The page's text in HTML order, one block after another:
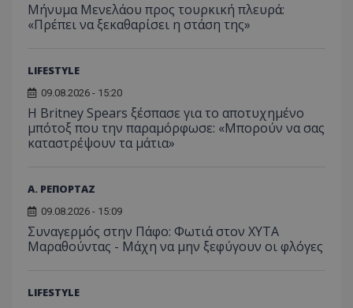
Μήνυμα Μενελάου προς τουρκική πλευρά:
«Πρέπει να ξεκαθαρίσει η στάση της»
LIFESTYLE
09.08.2026 - 15:20
Η Britney Spears ξέσπασε για το αποτυχημένο
μπότοξ που την παραμόρφωσε: «Μπορούν να σας
καταστρέψουν τα μάτια»
Α. ΡΕΠΟΡΤΑΖ
09.08.2026 - 15:09
Συναγερμός στην Πάφο: Φωτιά στον ΧΥΤΑ
Μαραθούντας - Μάχη να μην ξεφύγουν οι φλόγες
LIFESTYLE